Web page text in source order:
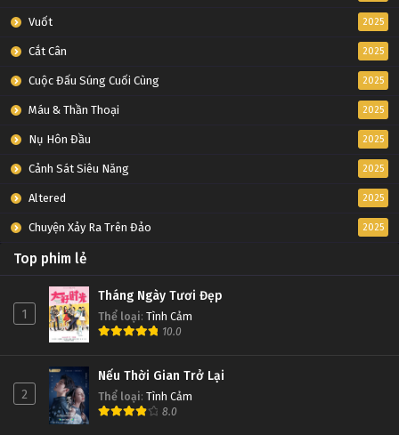
Vuốt 2025
Cắt Cân 2025
Cuộc Đấu Súng Cuối Cùng 2025
Máu & Thần Thoại 2025
Nụ Hôn Đầu 2025
Cảnh Sát Siêu Năng 2025
Altered 2025
Chuyện Xảy Ra Trên Đảo 2025
Top phim lẻ
1
Tháng Ngày Tươi Đẹp
Thể loại: Tình Cảm
10.0
2
Nếu Thời Gian Trở Lại
Thể loại: Tình Cảm
8.0